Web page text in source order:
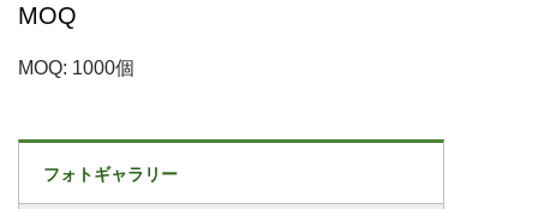
MOQ
MOQ: 1000個
フォトギャラリー